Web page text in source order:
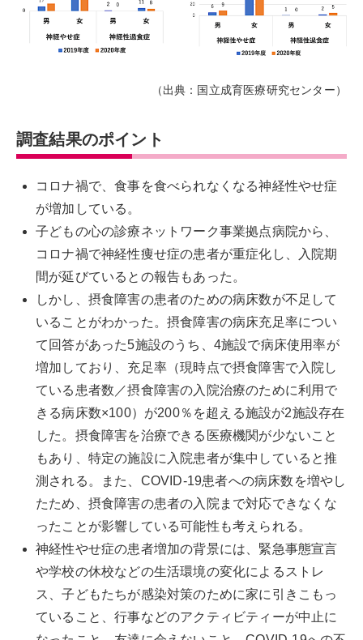
（出典：国立成育医療研究センター）
調査結果のポイント
コロナ禍で、食事を食べられなくなる神経性やせ症
が増加している。
子どもの心の診療ネットワーク事業拠点病院から、
コロナ禍で神経性痩せ症の患者が重症化し、入院期
間が延びているとの報告もあった。
しかし、摂食障害の患者のための病床数が不足して
いることがわかった。摂食障害の病床充足率につい
て回答があった5施設のうち、4施設で病床使用率が
増加しており、充足率（現時点で摂食障害で入院し
ている患者数／摂食障害の入院治療のために利用で
きる病床数×100）が200％を超える施設が2施設存在
した。摂食障害を治療できる医療機関が少ないこと
もあり、特定の施設に入院患者が集中していると推
測される。また、COVID-19患者への病床数を増やし
たため、摂食障害の患者の入院まで対応できなくな
ったことが影響している可能性も考えられる。
神経性やせ症の患者増加の背景には、緊急事態宣言
や学校の休校などの生活環境の変化によるストレ
ス、子どもたちが感染対策のために家に引きこもっ
ていること、行事などのアクティビティーが中止に